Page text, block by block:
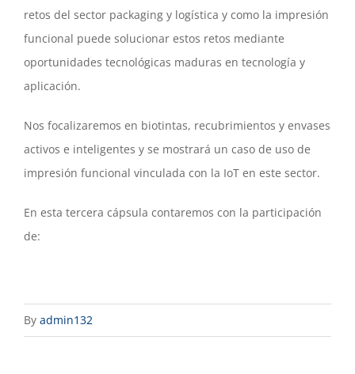
retos del sector packaging y logística y como la impresión
funcional puede solucionar estos retos mediante
oportunidades tecnológicas maduras en tecnología y
aplicación.
Nos focalizaremos en biotintas, recubrimientos y envases
activos e inteligentes y se mostrará un caso de uso de
impresión funcional vinculada con la IoT en este sector.
En esta tercera cápsula contaremos con la participación
de:
By admin132